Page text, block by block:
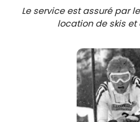
Le service est assuré par
location de skis